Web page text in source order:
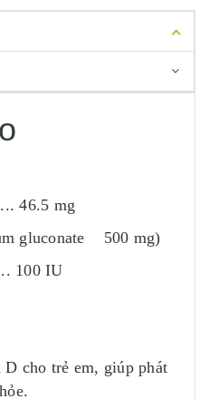
46.5 mg
gluconate 500 mg)
100 IU
cho trẻ em, giúp phát